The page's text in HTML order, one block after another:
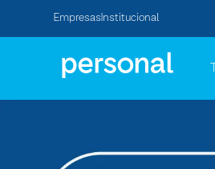
Empresas Institucional